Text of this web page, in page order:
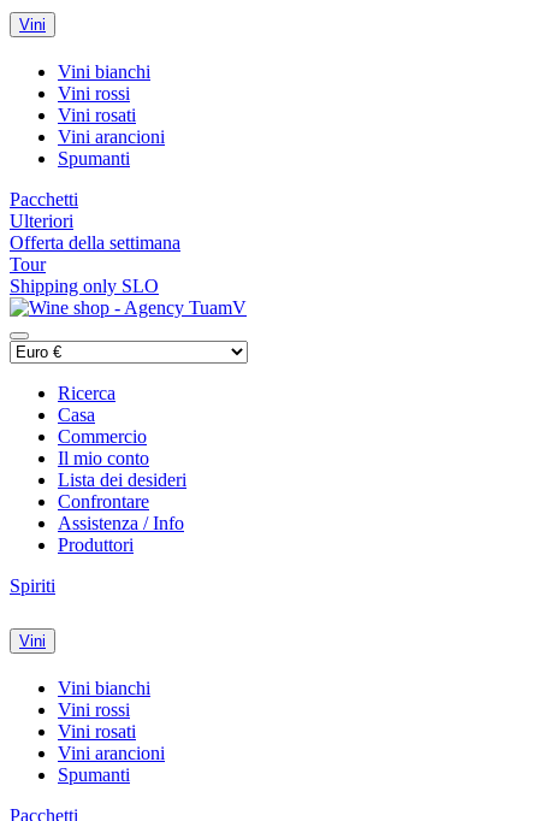
Vini
Vini bianchi
Vini rossi
Vini rosati
Vini arancioni
Spumanti
Pacchetti
Ulteriori
Offerta della settimana
Tour
Shipping only SLO
Ricerca
Casa
Commercio
Il mio conto
Lista dei desideri
Confrontare
Assistenza / Info
Produttori
Spiriti
Vini
Vini bianchi
Vini rossi
Vini rosati
Vini arancioni
Spumanti
Pacchetti